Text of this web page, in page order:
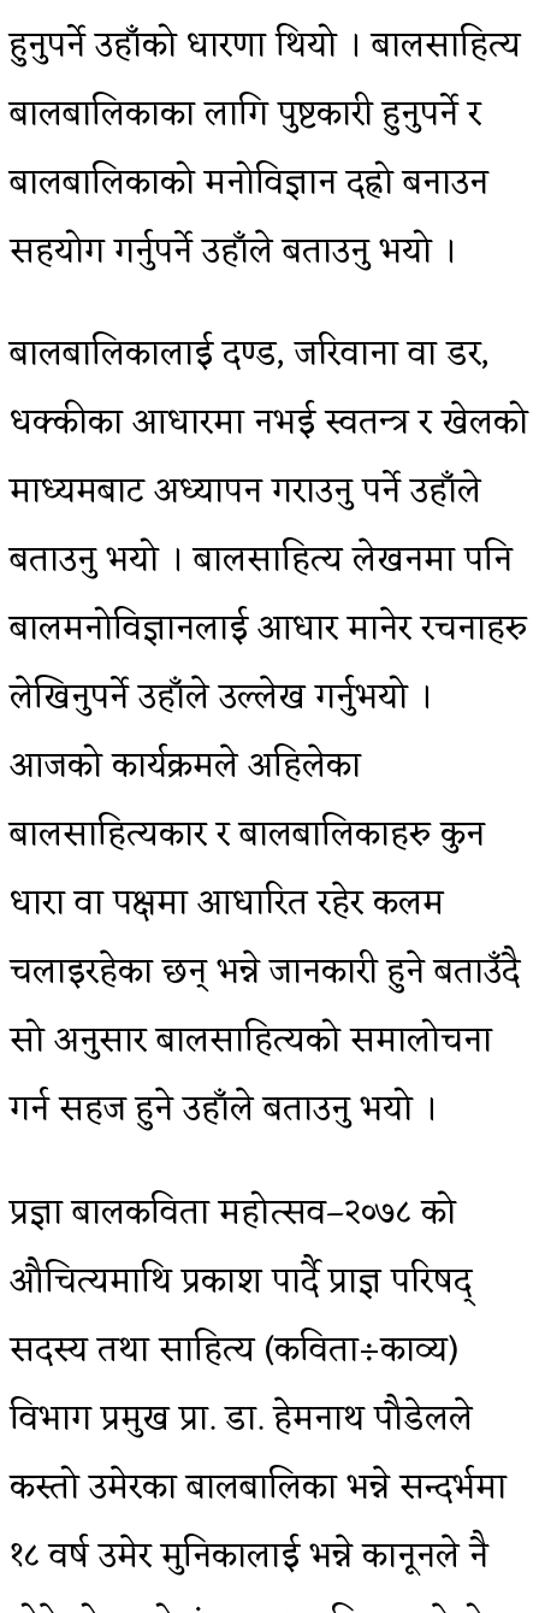
हुनुपर्ने उहाँको धारणा थियो । बालसाहित्य
बालबालिकाका लागि पुष्टकारी हुनुपर्ने र
बालबालिकाको मनोविज्ञान दह्रो बनाउन
सहयोग गर्नुपर्ने उहाँले बताउनु भयो ।
बालबालिकालाई दण्ड, जरिवाना वा डर,
धक्कीका आधारमा नभई स्वतन्त्र र खेलको
माध्यमबाट अध्यापन गराउनु पर्ने उहाँले
बताउनु भयो । बालसाहित्य लेखनमा पनि
बालमनोविज्ञानलाई आधार मानेर रचनाहरु
लेखिनुपर्ने उहाँले उल्लेख गर्नुभयो ।
आजको कार्यक्रमले अहिलेका
बालसाहित्यकार र बालबालिकाहरु कुन
धारा वा पक्षमा आधारित रहेर कलम
चलाइरहेका छन् भन्ने जानकारी हुने बताउँदै
सो अनुसार बालसाहित्यको समालोचना
गर्न सहज हुने उहाँले बताउनु भयो ।
प्रज्ञा बालकविता महोत्सव–२०७८ को
औचित्यमाथि प्रकाश पार्दै प्राज्ञ परिषद्
सदस्य तथा साहित्य (कविता÷काव्य)
विभाग प्रमुख प्रा. डा. हेमनाथ पौडेलले
कस्तो उमेरका बालबालिका भन्ने सन्दर्भमा
१८ वर्ष उमेर मुनिकालाई भन्ने कानूनले नै